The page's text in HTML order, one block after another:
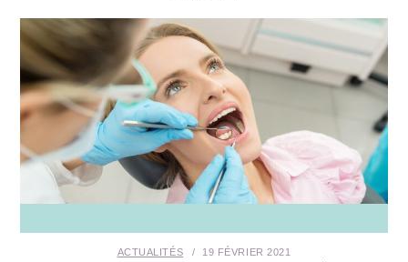
ACTUALITÉS 19 FÉVRIER 2021